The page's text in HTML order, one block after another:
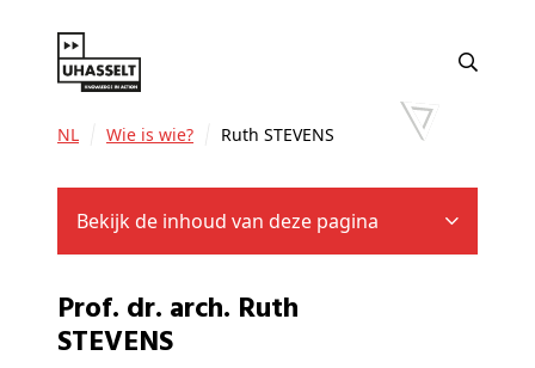
NL Wie is wie? Ruth STEVENS
Bekijk de inhoud van deze pagina
Prof. dr. arch. Ruth
STEVENS